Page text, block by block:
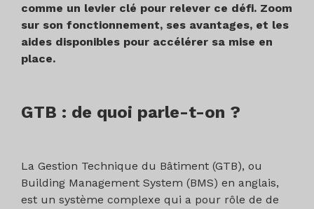
comme un levier clé pour relever ce défi. Zoom
sur son fonctionnement, ses avantages, et les
aides disponibles pour accélérer sa mise en
place.
GTB : de quoi parle-t-on ?
La Gestion Technique du Bâtiment (GTB), ou
Building Management System (BMS) en anglais,
est un système complexe qui a pour rôle de de